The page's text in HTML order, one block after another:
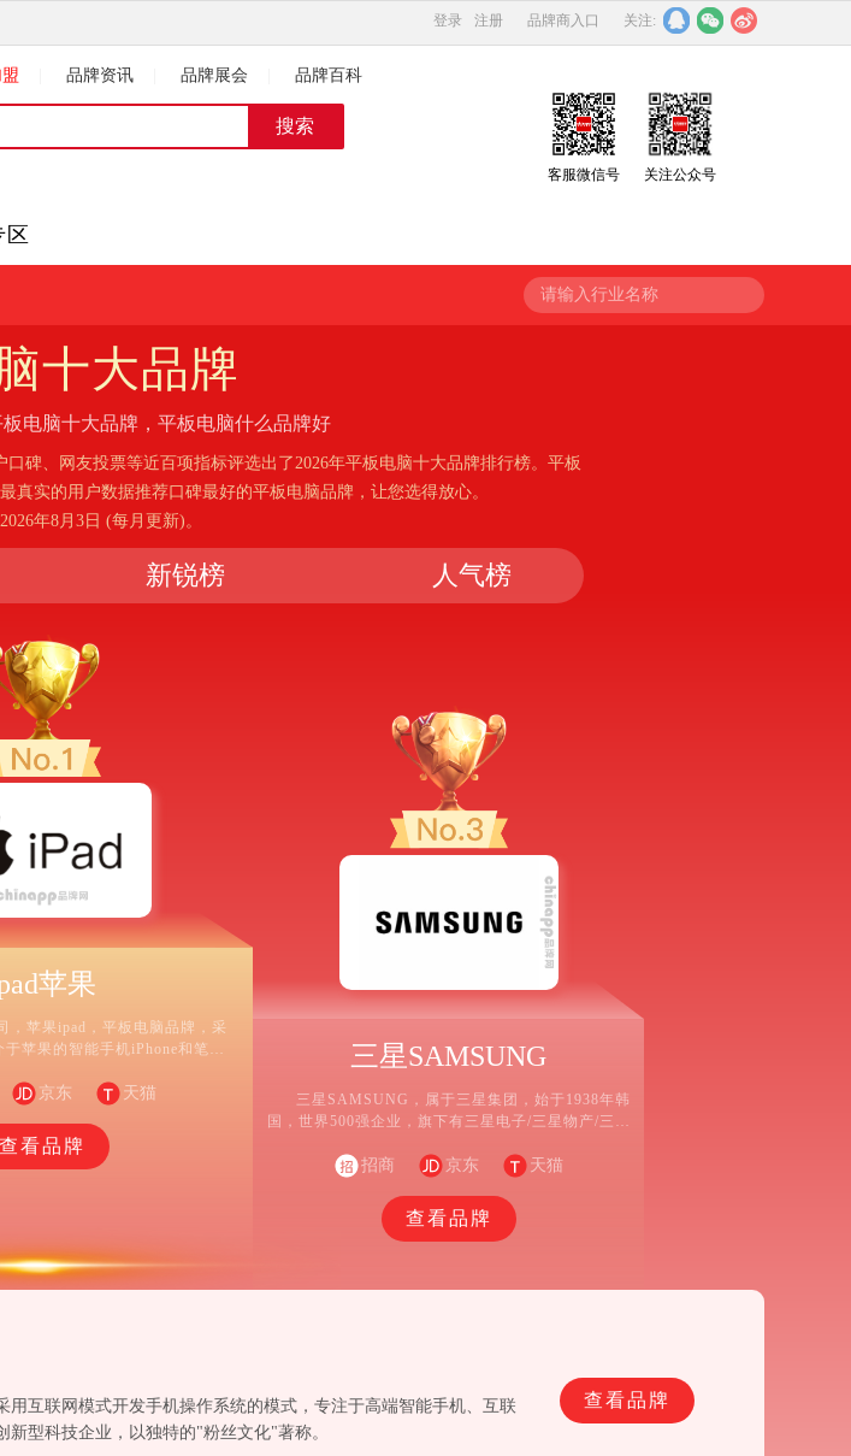
登录 注册 品牌商入口 关注:
品牌资讯 品牌展会 品牌百科
客服微信号 关注公众号
区
请输入行业名称
十大品牌
电脑十大品牌，平板电脑什么品牌好
碑、网友投票等近百项指标评选出了2026年平板电脑十大品牌排行榜。平板
真实的用户数据推荐口碑最好的平板电脑品牌，让您选得放心。
年8月3日 (每月更新)。
新锐榜 人气榜
苹果
，苹果ipad，平板电脑品牌，采
苹果的智能手机iPhone和笔记
造商京东 天猫
查看品牌
三星SAMSUNG
三星SAMSUNG，属于三星集团，始于1938年韩
国，世界500强企业，旗下有三星电子/三星物产/三星
学等众多领域的大型跨国公司。
招商 京东 天猫
查看品牌
用互联网模式开发手机操作系统的模式，专注于高端智能手机、互联
新型科技企业，以独特的"粉丝文化"著称。
查看品牌